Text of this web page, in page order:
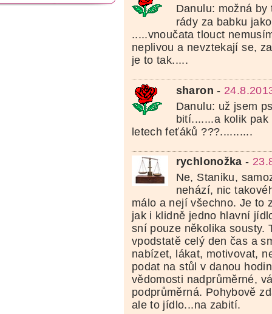
Danulu: možná
rády za babku
.....vnoučata tlouct
neplivou a nevztekají se,
je to tak.....
sharon -
Danulu: už jsem
bití.......a kolik pak
letech feťáků ???..........
rychlonožka -
Ne, Staniku,
nehází, nic
málo a nejí všechno. Je to
jak i klidně jedno hlavní
sní pouze několika sousty.
vpodstatě celý den čas a
nabízet, lákat, motivovat,
podat na stůl v danou
vědomosti nadprůměrné,
podprůměrná. Pohybově
ale to jídlo...na zabití.